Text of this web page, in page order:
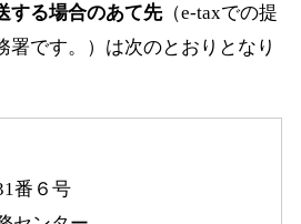
する場合のあて先（e-taxでの提
署です。）は次のとおりとなり
番６号